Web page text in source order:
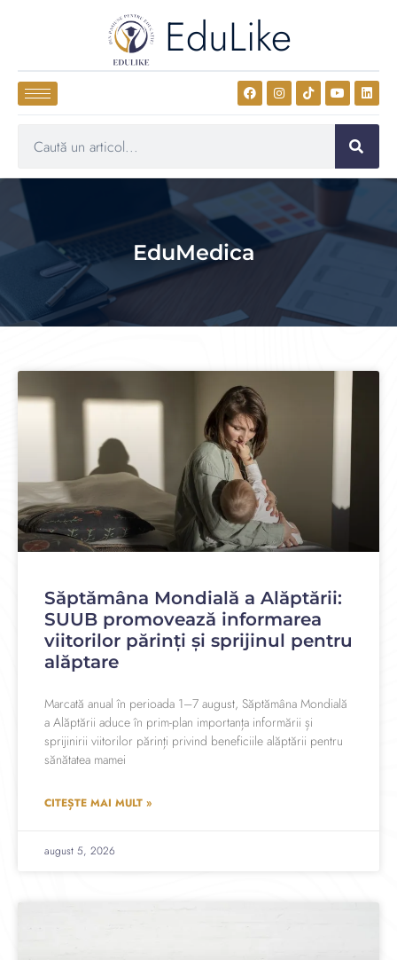
EduLike
EduMedica
Săptămâna Mondială a Alăptării:
SUUB promovează informarea
viitorilor părinți și sprijinul pentru
alăptare
Marcată anual în perioada 1–7 august, Săptămâna Mondială
a Alăptării aduce în prim-plan importanța informării și
sprijinirii viitorilor părinți privind beneficiile alăptării pentru
sănătatea mamei
CITEȘTE MAI MULT »
august 5, 2026